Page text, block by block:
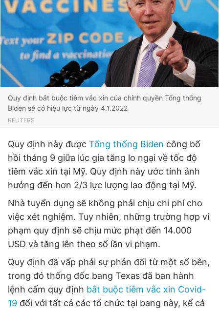
Theo dõi báo trên
Hotline
0906 645 777
Liên hệ quảng cáo
0908 780 404
Đặt báo Quảng cáo RSS Tòa soạn Chính sách bảo
Tổng biên tập: Nguyễn Ngọc Toàn
Phó tổng biên tập thường trực: Hải Thành
Phó tổng biên tập: Lâm Hiếu Dũng
Phó tổng biên tập: Trần Việt Hưng
Giấy phép xuất bản số 110/GP - BTTTT cấp ngày 24.3.2020
© 2003-2026 Bản quyền thuộc về Báo Thanh Niên. Cấm sao
chép dưới mọi hình thức nếu không có sự chấp thuận bằng văn
bản. Phát triển bởi ePi Technologies, JSC.
Quy định bắt buộc tiêm vắc xin của chính quyền Tổng thống
Biden sẽ có hiệu lực từ ngày 4.1.2022
REUTERS
Quy định này được Tổng thống Biden công bố
hồi tháng 9 giữa lúc gia tăng lo ngại về tốc độ
tiêm vắc xin tại Mỹ. Quy định này ước tính ảnh
hưởng đến hơn 2/3 lực lượng lao động tại Mỹ.
Nhà tuyển dụng sẽ không phải chịu chi phí cho
việc xét nghiệm. Tuy nhiên, những trường hợp vi
phạm quy định sẽ chịu mức phạt đến 14.000
USD và tăng lên theo số lần vi phạm.
Quy định đã vấp phải sự phản đối từ một số bên,
trong đó thống đốc bang Texas đã ban hành
lệnh cấm quy định bắt buộc tiêm vắc xin Covid-
19 đối với tất cả các tổ chức tại bang này, kể cả